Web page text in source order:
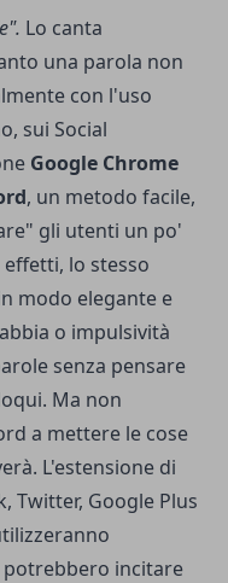
Lo canta
una parola non
con l'uso
sui Social
Google Chrome
, un metodo facile,
gli utenti un po'
lo stesso
modo elegante e
o impulsività
senza pensare
Ma non
a mettere le cose
L'estensione di
Twitter, Google Plus
incitare